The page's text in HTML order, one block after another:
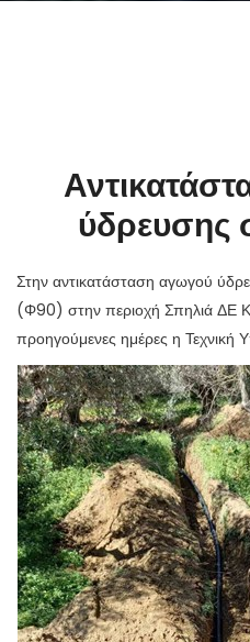
ύδρευσης
Στην αντικατάσταση αγωγού
(Φ90) στην περιοχή Σπηλιά ΔΕ
προηγούμενες ημέρες η